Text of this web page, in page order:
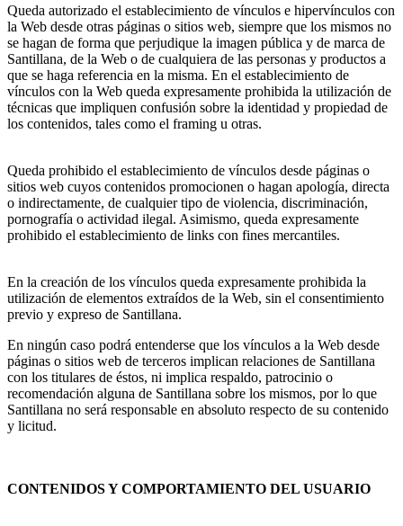
Queda autorizado el establecimiento de vínculos e hipervínculos con
la Web desde otras páginas o sitios web, siempre que los mismos no
se hagan de forma que perjudique la imagen pública y de marca de
Santillana, de la Web o de cualquiera de las personas y productos a
que se haga referencia en la misma. En el establecimiento de
vínculos con la Web queda expresamente prohibida la utilización de
técnicas que impliquen confusión sobre la identidad y propiedad de
los contenidos, tales como el framing u otras.
Queda prohibido el establecimiento de vínculos desde páginas o
sitios web cuyos contenidos promocionen o hagan apología, directa
o indirectamente, de cualquier tipo de violencia, discriminación,
pornografía o actividad ilegal. Asimismo, queda expresamente
prohibido el establecimiento de links con fines mercantiles.
En la creación de los vínculos queda expresamente prohibida la
utilización de elementos extraídos de la Web, sin el consentimiento
previo y expreso de Santillana.
En ningún caso podrá entenderse que los vínculos a la Web desde
páginas o sitios web de terceros implican relaciones de Santillana
con los titulares de éstos, ni implica respaldo, patrocinio o
recomendación alguna de Santillana sobre los mismos, por lo que
Santillana no será responsable en absoluto respecto de su contenido
y licitud.
CONTENIDOS Y COMPORTAMIENTO DEL USUARIO